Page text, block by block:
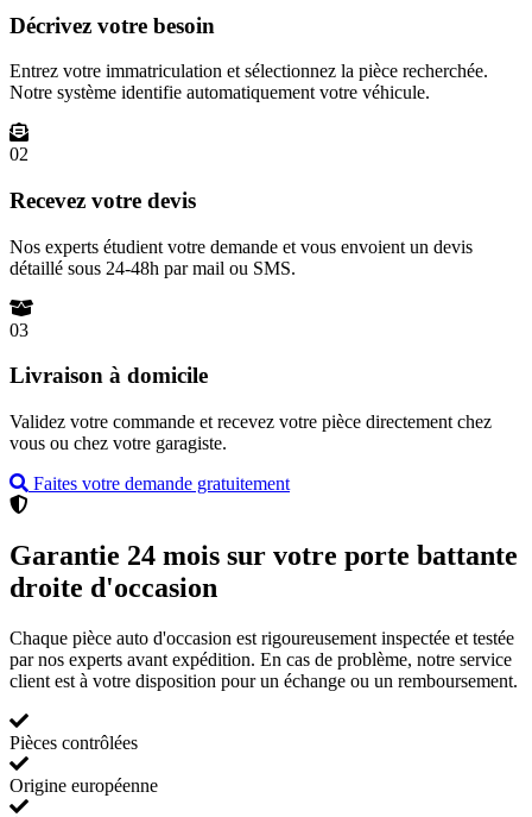
Décrivez votre besoin
Entrez votre immatriculation et sélectionnez la pièce recherchée.
Notre système identifie automatiquement votre véhicule.
02
Recevez votre devis
Nos experts étudient votre demande et vous envoient un devis
détaillé sous 24-48h par mail ou SMS.
03
Livraison à domicile
Validez votre commande et recevez votre pièce directement chez
vous ou chez votre garagiste.
Faites votre demande gratuitement
Garantie 24 mois sur votre porte battante
droite d'occasion
Chaque pièce auto d'occasion est rigoureusement inspectée et testée
par nos experts avant expédition. En cas de problème, notre service
client est à votre disposition pour un échange ou un remboursement.
Pièces contrôlées
Origine européenne